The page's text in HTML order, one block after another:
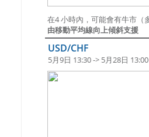
在4 小時內，可能會有牛市（
由移動平均線向上傾斜支援
USD/CHF
5月9日 13:30 -> 5月28日 13:00